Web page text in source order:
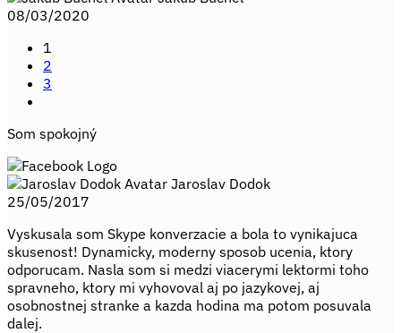
08/03/2020
1
2
3
Som spokojný
Jaroslav Dodok
25/05/2017
Vyskusala som Skype konverzacie a bola to vynikajuca
skusenost! Dynamicky, moderny sposob ucenia, ktory
odporucam. Nasla som si medzi viacerymi lektormi toho
spravneho, ktory mi vyhovoval aj po jazykovej, aj
osobnostnej stranke a kazda hodina ma potom posuvala
dalej.